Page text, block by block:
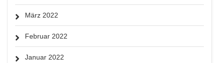
März 2022
Februar 2022
Januar 2022